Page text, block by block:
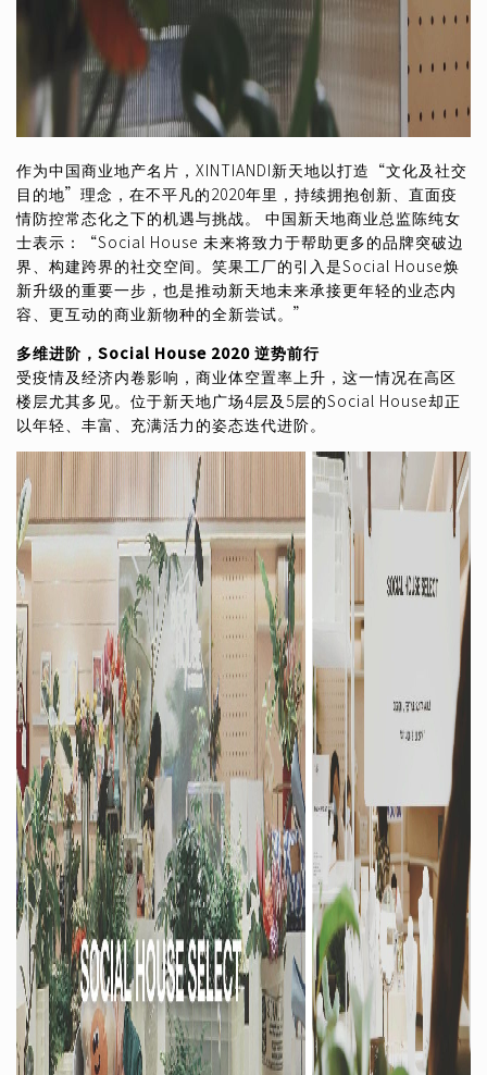
作为中国商业地产名片，XINTIANDI新天地以打造“文化及社交
目的地”理念，在不平凡的2020年里，持续拥抱创新、直面疫
情防控常态化之下的机遇与挑战。 中国新天地商业总监陈纯女
士表示：“Social House 未来将致力于帮助更多的品牌突破边
界、构建跨界的社交空间。笑果工厂的引入是Social House焕
新升级的重要一步，也是推动新天地未来承接更年轻的业态内
容、更互动的商业新物种的全新尝试。”
多维进阶，Social House 2020 逆势前行
受疫情及经济内卷影响，商业体空置率上升，这一情况在高区
楼层尤其多见。位于新天地广场4层及5层的Social House却正
以年轻、丰富、充满活力的姿态迭代进阶。